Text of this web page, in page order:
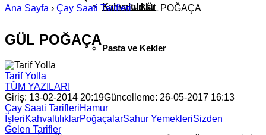
Kahvaltılıklar
Pasta ve Kekler
Ana Sayfa › Çay Saati Tarifleri›GÜL POĞAÇA
GÜL POĞAÇA
Tarif Yolla
TÜM YAZILARI
Giriş: 13-02-2014 20:19Güncelleme: 26-05-2017 16:13
Çay Saati TarifleriHamur
İşleriKahvaltılıklarPoğaçalarSahur YemekleriSizden
Gelen Tarifler